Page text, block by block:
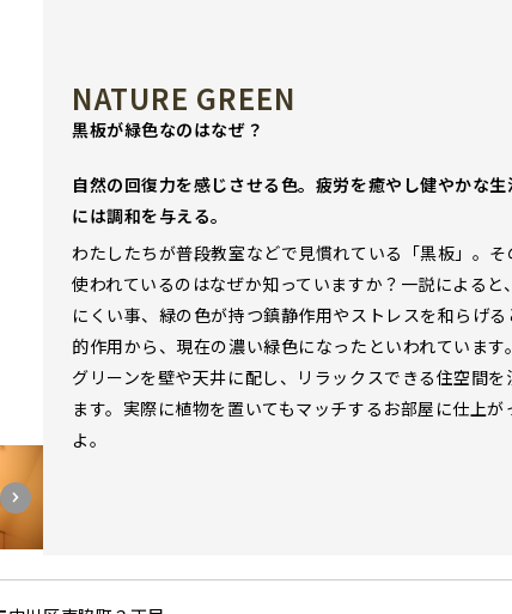
NATURE GREEN
黒板が緑色なのはなぜ？
自然の回復力を感じさせる色。疲労を癒やし健やかな
には調和を与える。
わたしたちが普段教室などで見慣れている「黒板」。
使われているのはなぜか知っていますか？一説によると
にくい事、緑の色が持つ鎮静作用やストレスを和らげる
的作用から、現在の濃い緑色になったといわれています
グリーンを壁や天井に配し、リラックスできる住空間を
ます。実際に植物を置いてもマッチするお部屋に仕上が
よ。